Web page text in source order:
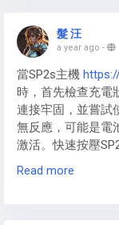
忙碌的上班族、旅
不需要額外維護，
題，只需享受吸
方便隨身攜帶，無
隨時滿足吸菸需求
髮 汪
a year ago -
當SP2s主機
時，首先檢查充電
連接牢固，並嘗試
無反應，可能是電
激活。快速按壓
五次可強制重啟設
Read more